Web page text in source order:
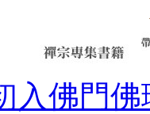
入佛門佛